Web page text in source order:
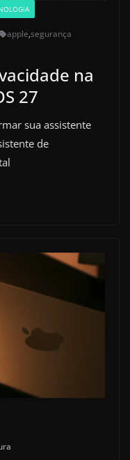
apple,segurança
na
27
sua assistente
de